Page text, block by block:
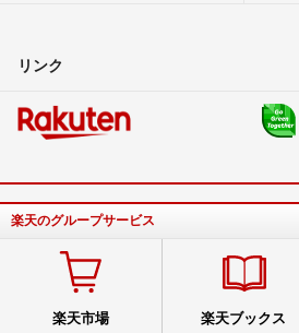
リンク
楽天のグループサービス
楽天市場 楽天ブックス